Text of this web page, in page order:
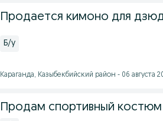
Продается кимоно для
Б/у
Караганда, Казыбекбийский район - 06 августа
Продам спортивный костюм